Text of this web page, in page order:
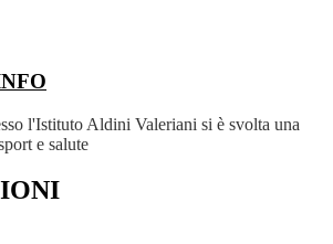
l'Istituto Aldini Valeriani si è svolta una
e salute